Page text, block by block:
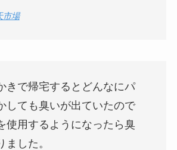
市場
きで帰宅するとどんなにパ
しても臭いが出ていたので
使用するようになったら臭
ました。